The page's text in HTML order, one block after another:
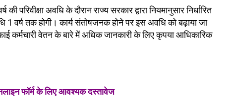
की परिवीक्षा अवधि के दौरान राज्य सरकार द्वारा नियमानुसार निर्धारित
1 वर्ष तक होगी। कार्य संतोषजनक होने पर इस अवधि को बढ़ाया जा
कर्मचारी वेतन के बारे में अधिक जानकारी के लिए कृपया आधिकारिक
फॉर्म के लिएआवश्यक दस्तावेज